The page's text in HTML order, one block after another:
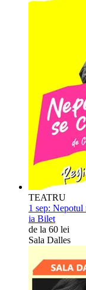
TEATRU
1 sep: Nepotul
ia Bilet
de la 60 lei
Sala Dalles